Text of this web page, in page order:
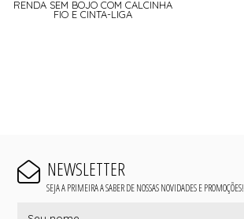
RENDA SEM BOJO COM CALCINHA
FIO E CINTA-LIGA
NEWSLETTER
SEJA A PRIMEIRA A SABER DE NOSSAS NOVIDADES E PROMOÇÕES!